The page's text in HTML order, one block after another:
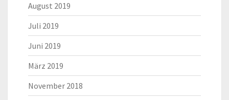
August 2019
Juli 2019
Juni 2019
März 2019
November 2018